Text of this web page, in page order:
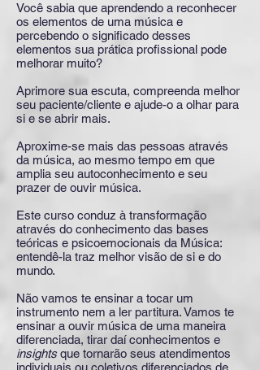
Você sabia que aprendendo a reconhecer
os elementos de uma música e
percebendo o significado desses
elementos sua prática profissional pode
melhorar muito?
Aprimore sua escuta, compreenda melhor
seu paciente/cliente e ajude-o a olhar para
si e se abrir mais.
Aproxime-se mais das pessoas através
da música, ao mesmo tempo em que
amplia seu autoconhecimento e seu
prazer de ouvir música.
Este curso conduz à transformação
através do conhecimento das bases
teóricas e psicoemocionais da Música:
entendê-la traz melhor visão de si e do
mundo.
Não vamos te ensinar a tocar um
instrumento nem a ler partitura. Vamos te
ensinar a ouvir música de uma maneira
diferenciada, tirar daí conhecimentos e
insights que tornarão seus atendimentos
individuais ou coletivos diferenciados de